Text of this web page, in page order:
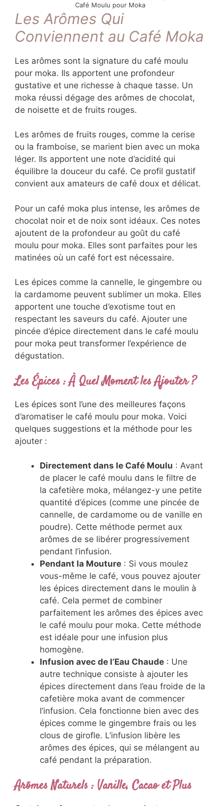
Café Moulu pour Moka
Les Arômes Qui
Conviennent au Café Moka
Les arômes sont la signature du café moulu
pour moka. Ils apportent une profondeur
gustative et une richesse à chaque tasse. Un
moka réussi dégage des arômes de chocolat,
de noisette et de fruits rouges.
Les arômes de fruits rouges, comme la cerise
ou la framboise, se marient bien avec un moka
léger. Ils apportent une note d’acidité qui
équilibre la douceur du café. Ce profil gustatif
convient aux amateurs de café doux et délicat.
Pour un café moka plus intense, les arômes de
chocolat noir et de noix sont idéaux. Ces notes
ajoutent de la profondeur au goût du café
moulu pour moka. Elles sont parfaites pour les
matinées où un café fort est nécessaire.
Les épices comme la cannelle, le gingembre ou
la cardamome peuvent sublimer un moka. Elles
apportent une touche d’exotisme tout en
respectant les saveurs du café. Ajouter une
pincée d’épice directement dans le café moulu
pour moka peut transformer l’expérience de
dégustation.
Les Épices : À Quel Moment les Ajouter ?
Les épices sont l’une des meilleures façons
d’aromatiser le café moulu pour moka. Voici
quelques suggestions et la méthode pour les
ajouter :
Directement dans le Café Moulu : Avant
de placer le café moulu dans le filtre de
la cafetière moka, mélangez-y une petite
quantité d’épices (comme une pincée de
cannelle, de cardamome ou de vanille en
poudre). Cette méthode permet aux
arômes de se libérer progressivement
pendant l’infusion.
Pendant la Mouture : Si vous moulez
vous-même le café, vous pouvez ajouter
les épices directement dans le moulin à
café. Cela permet de combiner
parfaitement les arômes des épices avec
le café moulu pour moka. Cette méthode
est idéale pour une infusion plus
homogène.
Infusion avec de l’Eau Chaude : Une
autre technique consiste à ajouter les
épices directement dans l’eau froide de la
cafetière moka avant de commencer
l’infusion. Cela fonctionne bien avec des
épices comme le gingembre frais ou les
clous de girofle. L’infusion libère les
arômes des épices, qui se mélangent au
café pendant la préparation.
Arômes Naturels : Vanille, Cacao et Plus